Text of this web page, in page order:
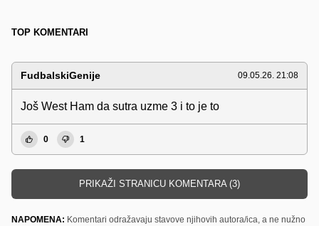
TOP KOMENTARI
FudbalskiGenije 09.05.26. 21:08
Još West Ham da sutra uzme 3 i to je to
0 1
PRIKAŽI STRANICU KOMENTARA (3)
NAPOMENA: Komentari odražavaju stavove njihovih autora/ica, a ne nužno